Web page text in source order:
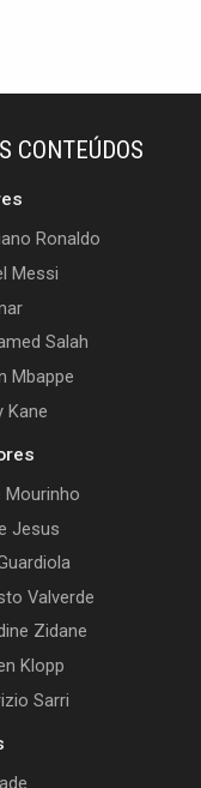
CONTEÚDOS
Ronaldo
Messi
Salah
Mbappe
Kane
Mourinho
Jesus
Valverde
Zidane
Klopp
Sarri